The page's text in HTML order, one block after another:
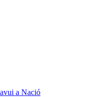
a Nació